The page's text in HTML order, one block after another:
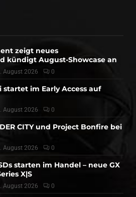
zeigt neues
kündigt August-Showcase an
August 2026 0
startet im Early Access auf
August 2026 0
CITY und Project Bonfire bei
August 2026 0
starten im Handel – neue GX
X|S
August 2026 0